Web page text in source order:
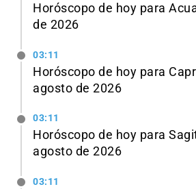
Horóscopo de hoy para
de 2026
03:11
Horóscopo de hoy para
agosto de 2026
03:11
Horóscopo de hoy para
agosto de 2026
03:11